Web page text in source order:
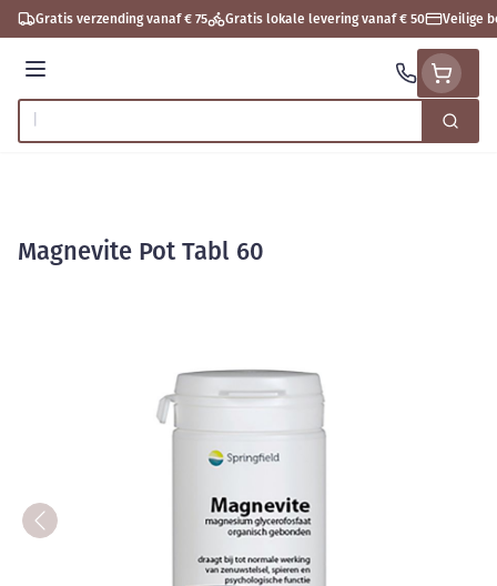
Ga naar de inhoud
Gratis verzending vanaf € 75 Gratis lokale levering vanaf € 50 Veilige
Menu
Product, merk, categorie... Zoek
Magnevite Pot Tabl 60